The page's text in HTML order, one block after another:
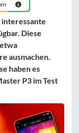
Diese
ausmachen.
haben es
P3 im Test